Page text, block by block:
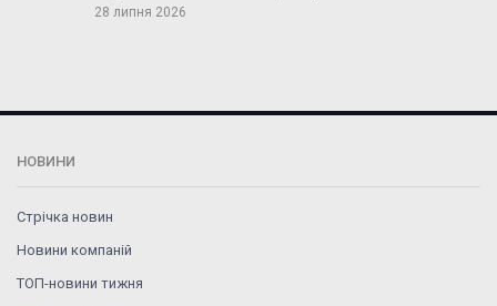
28 липня 2026
НОВИНИ
Стрічка новин
Новини компаній
ТОП-новини тижня